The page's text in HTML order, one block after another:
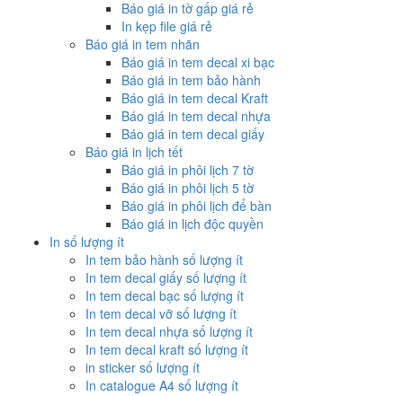
Báo giá in tờ gấp giá rẻ
In kẹp file giá rẻ
Báo giá in tem nhãn
Báo giá in tem decal xi bạc
Báo giá in tem bảo hành
Báo giá in tem decal Kraft
Báo giá in tem decal nhựa
Báo giá in tem decal giấy
Báo giá in lịch tết
Báo giá in phôi lịch 7 tờ
Báo giá in phôi lịch 5 tờ
Báo giá in phôi lịch để bàn
Báo giá in lịch độc quyền
In số lượng ít
In tem bảo hành số lượng ít
In tem decal giấy số lượng ít
In tem decal bạc số lượng ít
In tem decal vỡ số lượng ít
In tem decal nhựa số lượng ít
In tem decal kraft số lượng ít
in sticker số lượng ít
In catalogue A4 số lượng ít